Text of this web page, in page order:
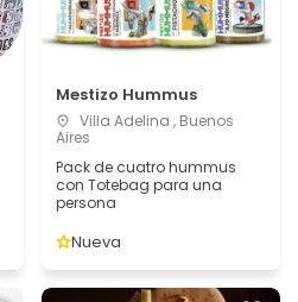
Mestizo Hummus
Villa Adelina , Buenos
Aires
Pack de cuatro hummus
con Totebag para una
persona
Nueva